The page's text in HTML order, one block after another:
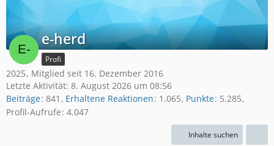
e-herd
Profi
2025 Mitglied seit 16. Dezember 2016
Letzte Aktivität: 8. August 2026 um 08:56
Beiträge 841 Erhaltene Reaktionen 1.065 Punkte 5.285
Profil-Aufrufe 4.047
Inhalte suchen